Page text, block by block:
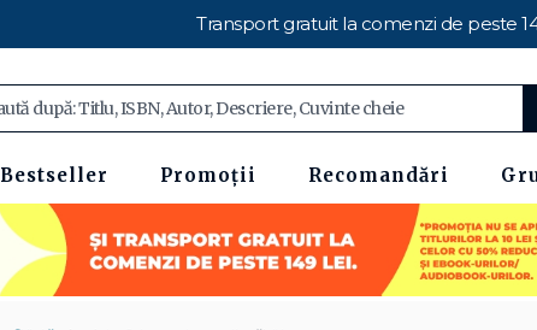
Transport gratuit la comenzi de peste
Bestseller Promoții Recomandări